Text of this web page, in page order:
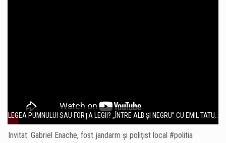
LEGEA PUMNULUI SAU FORȚA LEGII? „ÎNTRE ALB ȘI NEGRU” CU EMIL TATU...
Invitat: Gabriel Enache, fost jandarm și polițist local #politia